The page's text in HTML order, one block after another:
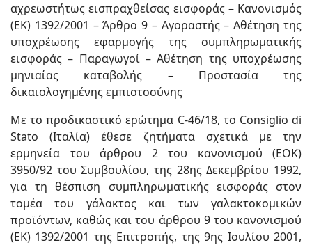
αχρεωστήτως εισπραχθείσας εισφοράς – Κανονισμός
(ΕΚ) 1392/2001 – Άρθρο 9 – Αγοραστής – Αθέτηση της
υποχρέωσης εφαρμογής της συμπληρωματικής
εισφοράς – Παραγωγοί – Αθέτηση της υποχρέωσης
μηνιαίας καταβολής – Προστασία της
δικαιολογημένης εμπιστοσύνης
Με το προδικαστικό ερώτημα C-46/18, το Consiglio di
Stato (Ιταλία) έθεσε ζητήματα σχετικά με την
ερμηνεία του άρθρου 2 του κανονισμού (ΕΟΚ)
3950/92 του Συμβουλίου, της 28ης Δεκεμβρίου 1992,
για τη θέσπιση συμπληρωματικής εισφοράς στον
τομέα του γάλακτος και των γαλακτοκομικών
προϊόντων, καθώς και του άρθρου 9 του κανονισμού
(ΕΚ) 1392/2001 της Επιτροπής, της 9ης Ιουλίου 2001,